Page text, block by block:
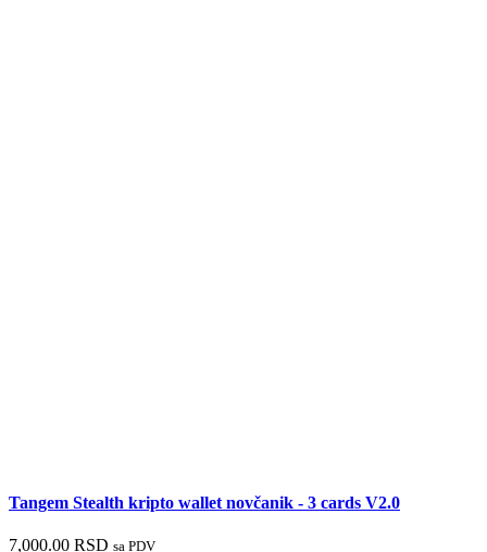
Tangem Stealth kripto wallet novčanik - 3 cards V2.0
7,000.00 RSD sa PDV